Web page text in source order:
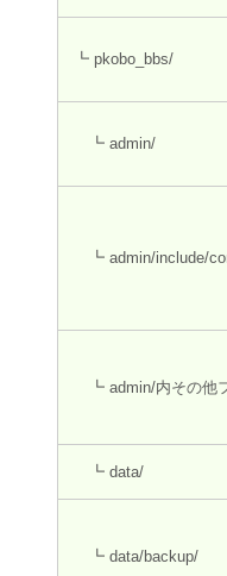
┗ pkobo_bbs/
┗ admin/
┗ admin/include/
┗ admin/内その他
┗ data/
┗ data/backup/